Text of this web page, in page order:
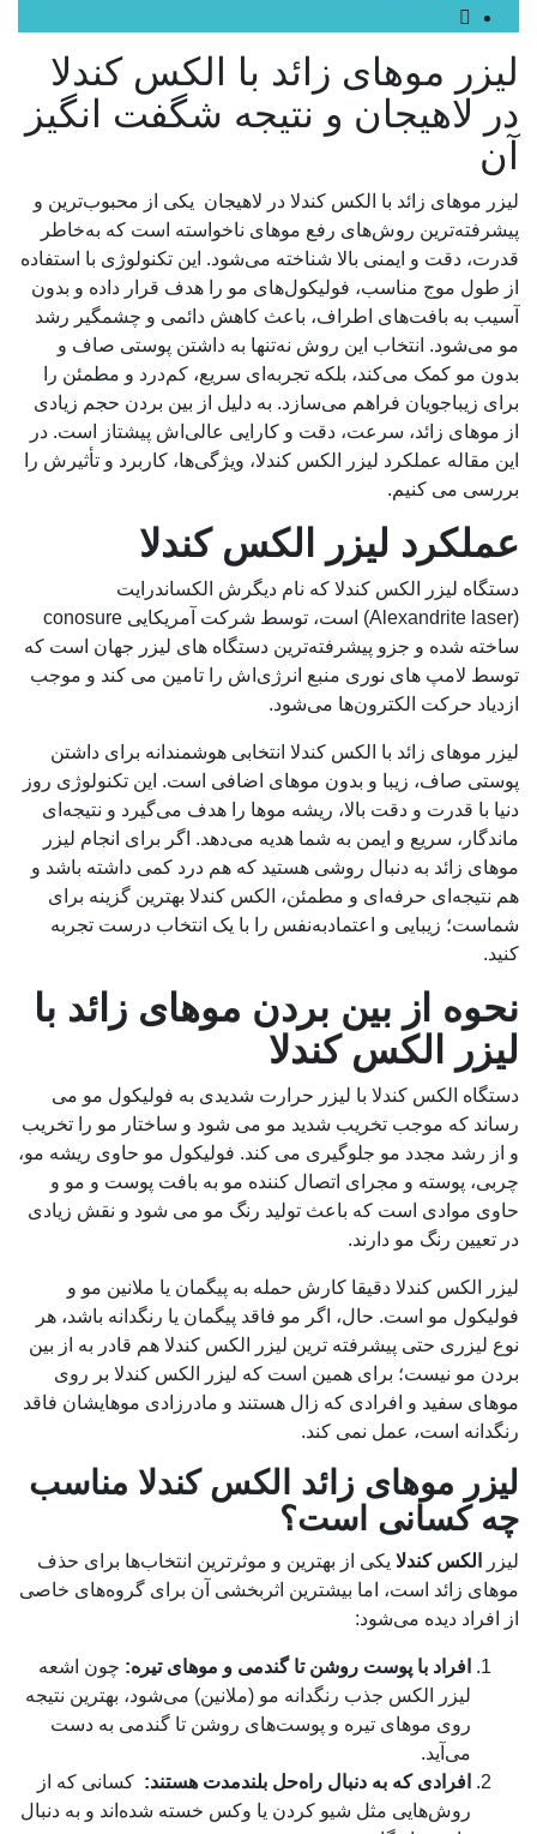
لیزر موهای زائد با الکس کندلا
در لاهیجان و نتیجه شگفت انگیز
آن
لیزر موهای زائد با الکس کندلا در لاهیجان یکی از محبوب‌ترین و
پیشرفته‌ترین روش‌های رفع موهای ناخواسته است که به‌خاطر
قدرت، دقت و ایمنی بالا شناخته می‌شود. این تکنولوژی با استفاده
از طول موج مناسب، فولیکول‌های مو را هدف قرار داده و بدون
آسیب به بافت‌های اطراف، باعث کاهش دائمی و چشمگیر رشد
مو می‌شود. انتخاب این روش نه‌تنها به داشتن پوستی صاف و
بدون مو کمک می‌کند، بلکه تجربه‌ای سریع، کم‌درد و مطمئن را
برای زیباجویان فراهم می‌سازد. به دلیل از بین بردن حجم زیادی
از موهای زائد، سرعت، دقت و کارایی عالی‌اش پیشتاز است. در
این مقاله عملکرد لیزر الکس کندلا، ویژگی‌ها، کاربرد و تأثیرش را
بررسی می کنیم.
عملکرد لیزر الکس کندلا
دستگاه لیزر الکس کندلا که نام دیگرش الکساندرایت
(Alexandrite laser) است، توسط شرکت آمریکایی conosure
ساخته شده و جزو پیشرفته‌ترین دستگاه های لیزر جهان است که
توسط لامپ های نوری منبع انرژی‌اش را تامین می کند و موجب
ازدیاد حرکت الکترون‌ها می‌شود.
لیزر موهای زائد با الکس کندلا انتخابی هوشمندانه برای داشتن
پوستی صاف، زیبا و بدون موهای اضافی است. این تکنولوژی روز
دنیا با قدرت و دقت بالا، ریشه موها را هدف می‌گیرد و نتیجه‌ای
ماندگار، سریع و ایمن به شما هدیه می‌دهد. اگر برای انجام لیزر
موهای زائد به دنبال روشی هستید که هم درد کمی داشته باشد و
هم نتیجه‌ای حرفه‌ای و مطمئن، الکس کندلا بهترین گزینه برای
شماست؛ زیبایی و اعتمادبه‌نفس را با یک انتخاب درست تجربه
کنید.
نحوه از بین بردن موهای زائد با
لیزر الکس کندلا
دستگاه الکس کندلا با لیزر حرارت شدیدی به فولیکول مو می
رساند که موجب تخریب شدید مو می شود و ساختار مو را تخریب
و از رشد مجدد مو جلوگیری می کند. فولیکول مو حاوی ریشه مو،
چربی، پوسته و مجرای اتصال کننده مو به بافت پوست و مو و
حاوی موادی است که باعث تولید رنگ مو می شود و نقش زیادی
در تعیین رنگ مو دارند.
لیزر الکس کندلا دقیقا کارش حمله به پیگمان یا ملانین مو و
فولیکول مو است. حال، اگر مو فاقد پیگمان یا رنگدانه باشد، هر
نوع لیزری حتی پیشرفته ترین لیزر الکس کندلا هم قادر به از بین
بردن مو نیست؛ برای همین است که لیزر الکس کندلا بر روی
موهای سفید و افرادی که زال هستند و مادرزادی موهایشان فاقد
رنگدانه است، عمل نمی کند.
لیزر موهای زائد الکس کندلا مناسب
چه کسانی است؟
لیزر الکس کندلا یکی از بهترین و موثرترین انتخاب‌ها برای حذف
موهای زائد است، اما بیشترین اثربخشی آن برای گروه‌های خاصی
از افراد دیده می‌شود:
افراد با پوست روشن تا گندمی و موهای تیره: چون اشعه
لیزر الکس جذب رنگدانه مو (ملانین) می‌شود، بهترین نتیجه
روی موهای تیره و پوست‌های روشن تا گندمی به دست
می‌آید.
افرادی که به دنبال راه‌حل بلندمدت هستند: کسانی که از
روش‌هایی مثل شیو کردن یا وکس خسته شده‌اند و به دنبال